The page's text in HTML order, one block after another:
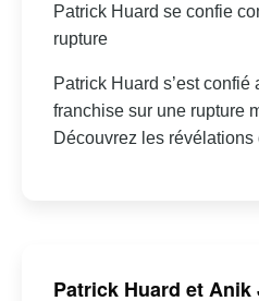
Patrick Huard se confie
rupture
Patrick Huard s’est confié
franchise sur une rupture
Découvrez les révélations
Patrick Huard et